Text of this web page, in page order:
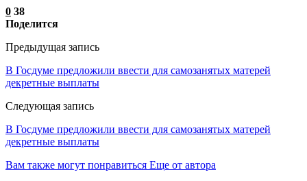
0 38
Поделится
Предыдущая запись
В Госдуме предложили ввести для самозанятых матерей
декретные выплаты
Следующая запись
В Госдуме предложили ввести для самозанятых матерей
декретные выплаты
Вам также могут понравиться Еще от автора